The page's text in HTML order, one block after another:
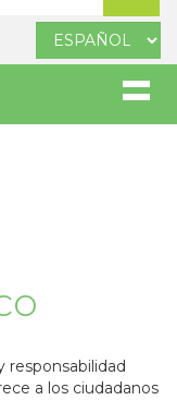
responsabilidad
a los ciudadanos